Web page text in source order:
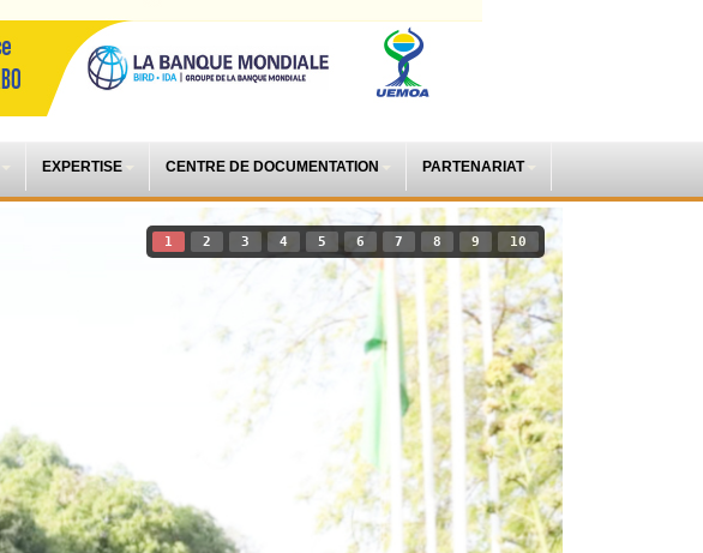
EXPERTISE CENTRE DE DOCUMENTATION PARTENARIAT
1 2 3 4 5 6 7 8 9 10